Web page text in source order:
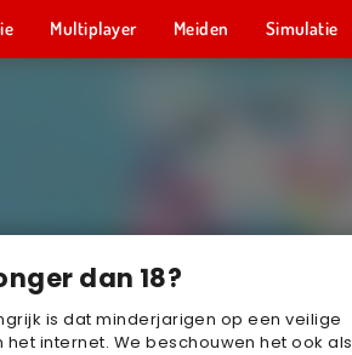
dan 18?
is dat minderjarigen op een veilige
internet. We beschouwen het ook als
Multiplayer Meiden Simulatie